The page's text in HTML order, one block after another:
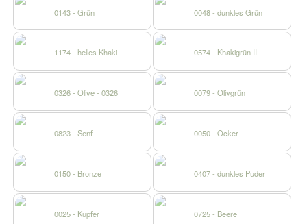
0143 - Grün 0048 - dunkles Grün
1174 - helles Khaki 0574 - Khakigrün II
0326 - Olive - 0326 0079 - Olivgrün
0823 - Senf 0050 - Ocker
0150 - Bronze 0407 - dunkles Puder
0025 - Kupfer 0725 - Beere